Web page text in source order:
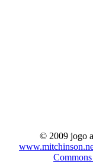
© 2009 jogo